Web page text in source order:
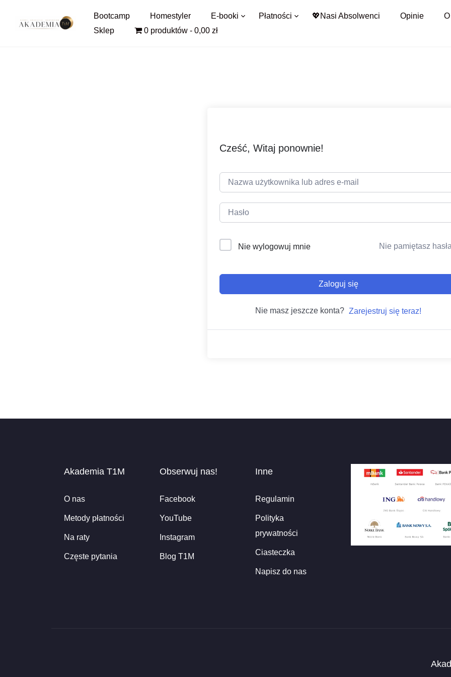
Bootcamp Homestyler E-booki Płatności 💖Nasi Absolwenci Opinie
Sklep
0 produktów 0,00 zł
Cześć, Witaj ponownie!
Nie wylogowuj mnie Nie pamiętasz
Zaloguj się
Nie masz jeszcze konta? Zarejestruj się teraz!
Akademia T1M
O nas
Metody płatności
Na raty
Częste pytania
Obserwuj nas!
Facebook
YouTube
Instagram
Blog T1M
Inne
Regulamin
Polityka
prywatności
Ciasteczka
Napisz do nas